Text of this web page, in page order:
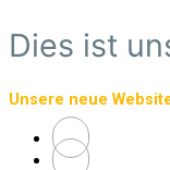
Zum
Hauptinhalt
Dies ist
Unsere neue